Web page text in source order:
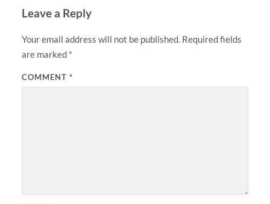
Leave a Reply
Your email address will not be published. Required fields
are marked *
COMMENT *